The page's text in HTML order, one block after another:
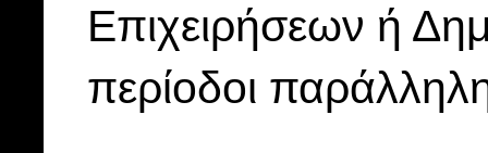
Επιχειρήσεων ή
περίοδοι